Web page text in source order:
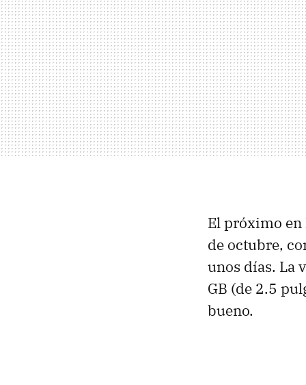
El próximo en
de octubre,
unos días. La
GB (de 2.5
bueno.